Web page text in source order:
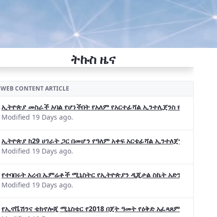
ትኩስ ዜና
WEB CONTENT ARTICLE
ኢትዮጵያ መስራች አባል የሆነችበት የአለም የአርተፊሻል ኢንተሊጀንስ የትብብር
Modified 19 Days ago.
ኢትዮጵያ ከ29 ሀገራት ጋር በመሆን የዓለም አቀፍ አርቴፊሻል ኢንተለጀንስ ትብብር
Modified 19 Days ago.
የተባበሩት አረብ ኤምሬቶች ሚኒስትር የኢትዮጵያን ዲጂታል ስኬት አድንቀዋል
Modified 19 Days ago.
የኢኖቬሽንና ቴክኖሎጂ ሚኒስቴር የ2018 በጀት ዓመት የዕቅድ አፈጻጸምና የቀጣይ